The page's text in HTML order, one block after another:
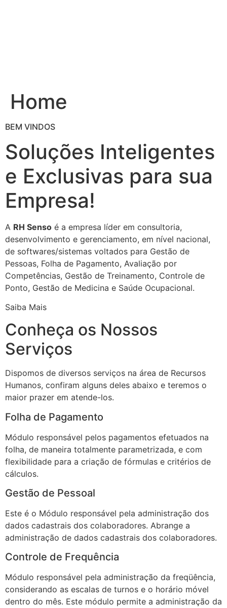
Home
BEM VINDOS
Soluções Inteligentes
e Exclusivas para sua
Empresa!
A RH Senso é a empresa líder em consultoria,
desenvolvimento e gerenciamento, em nível nacional,
de softwares/sistemas voltados para Gestão de
Pessoas, Folha de Pagamento, Avaliação por
Competências, Gestão de Treinamento, Controle de
Ponto, Gestão de Medicina e Saúde Ocupacional.
Saiba Mais
Conheça os Nossos
Serviços
Dispomos de diversos serviços na área de Recursos
Humanos, confiram alguns deles abaixo e teremos o
maior prazer em atende-los.
Folha de Pagamento
Módulo responsável pelos pagamentos efetuados na
folha, de maneira totalmente parametrizada, e com
flexibilidade para a criação de fórmulas e critérios de
cálculos.
Gestão de Pessoal
Este é o Módulo responsável pela administração dos
dados cadastrais dos colaboradores. Abrange a
administração de dados cadastrais dos colaboradores.
Controle de Frequência
Módulo responsável pela administração da freqüência,
considerando as escalas de turnos e o horário móvel
dentro do mês. Este módulo permite a administração da